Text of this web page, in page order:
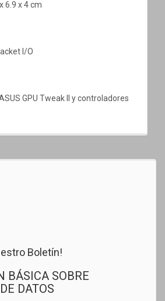
6.9 x 4 cm
I/O
GPU Tweak II y controladores
Boletín!
BÁSICA SOBRE
DATOS